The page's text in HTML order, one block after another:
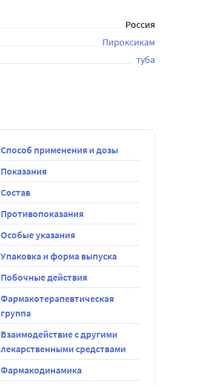
Россия
Пироксикам
туба
Способ применения и дозы
Показания
Состав
Противопоказания
Особые указания
Упаковка и форма выпуска
Побочные действия
Фармакотерапевтическая
группа
Взаимодействие с другими
лекарственными средствами
Фармакодинамика